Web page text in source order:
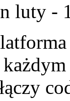
luty -